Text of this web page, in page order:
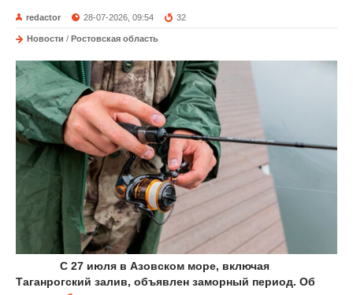
redactor 28-07-2026, 09:54 32
Новости / Ростовская область
С 27 июля в Азовском море, включая
Таганрогский залив, объявлен заморный период. Об